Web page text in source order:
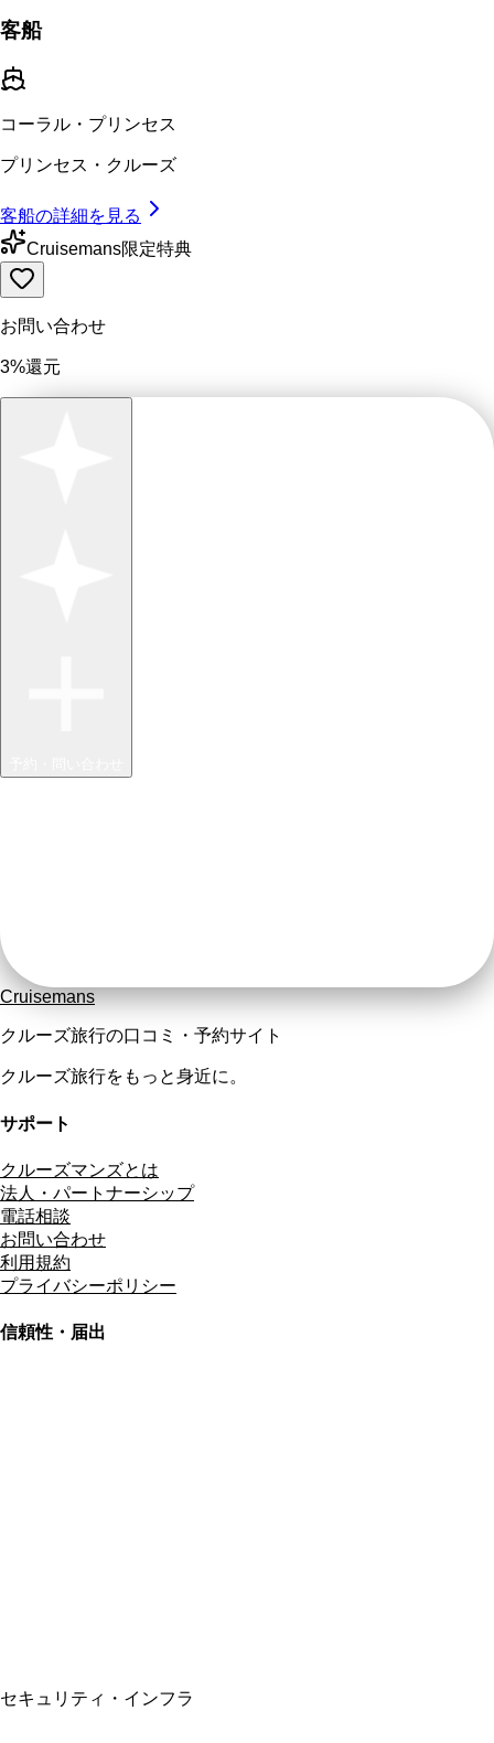
客船
コーラル・プリンセス
プリンセス・クルーズ
客船の詳細を見る
Cruisemans限定特典
お問い合わせ
3%還元
Cruisemans
クルーズ旅行の口コミ・予約サイト
クルーズ旅行をもっと身近に。
サポート
クルーズマンズとは
法人・パートナーシップ
電話相談
お問い合わせ
利用規約
プライバシーポリシー
信頼性・届出
セキュリティ・インフラ